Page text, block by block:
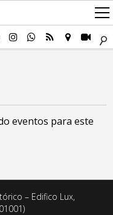
eventos para este
– Edifico Lux,